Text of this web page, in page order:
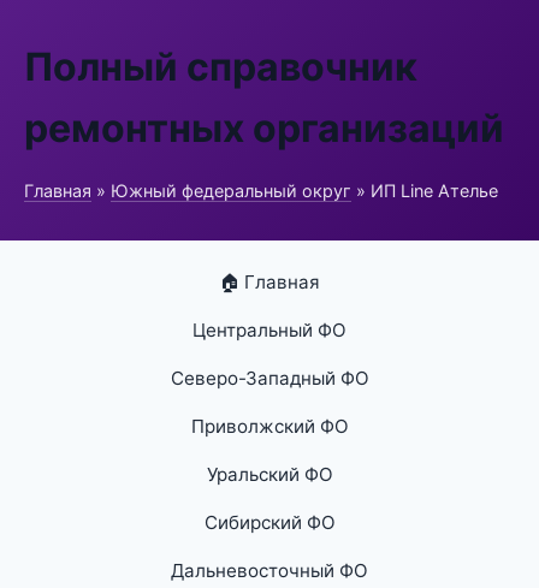
Полный справочник
ремонтных организаций
Главная » Южный федеральный округ » ИП Line Ателье
🏠 Главная
Центральный ФО
Северо-Западный ФО
Приволжский ФО
Уральский ФО
Сибирский ФО
Дальневосточный ФО